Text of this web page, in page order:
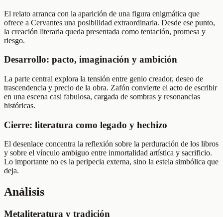
El relato arranca con la aparición de una figura enigmática que
ofrece a Cervantes una posibilidad extraordinaria. Desde ese punto,
la creación literaria queda presentada como tentación, promesa y
riesgo.
Desarrollo: pacto, imaginación y ambición
La parte central explora la tensión entre genio creador, deseo de
trascendencia y precio de la obra. Zafón convierte el acto de escribir
en una escena casi fabulosa, cargada de sombras y resonancias
históricas.
Cierre: literatura como legado y hechizo
El desenlace concentra la reflexión sobre la perduración de los libros
y sobre el vínculo ambiguo entre inmortalidad artística y sacrificio.
Lo importante no es la peripecia externa, sino la estela simbólica que
deja.
Análisis
Metaliteratura y tradición